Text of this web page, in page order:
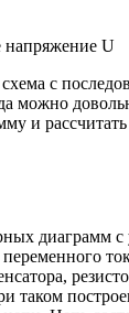
с
можно
и
диаграмм с
таком